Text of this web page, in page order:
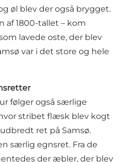
øl blev der også brygget.
af 1800-tallet – kom
lavede oste, der blev
var i det store og hele
følger også særlige
stribet flæsk blev kogt
ret på Samsø.
særlig egnsret. Fra de
der æbler, der blev